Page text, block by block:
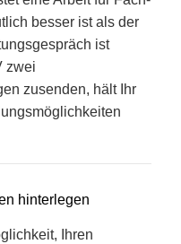
besser ist als der
ist
zwei
zusenden, hält Ihr
hinterlegen
Ihren